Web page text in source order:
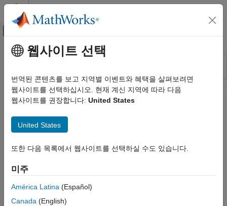
콘텐츠로 바로 가기
오프캔버스 탐색 메뉴 토글
리소스
상태
주요 콘텐츠
웹사이트 선택
번역된 콘텐츠를 보고 지역별 이벤트와 혜택을 살펴보려면
웹사이트를 선택하십시오. 현재 계신 지역에 따라 다음
웹사이트를 권장합니다: United States
United States
또한 다음 목록에서 웹사이트를 선택하실 수도 있습니다.
미주
América Latina (Español)
Canada (English)